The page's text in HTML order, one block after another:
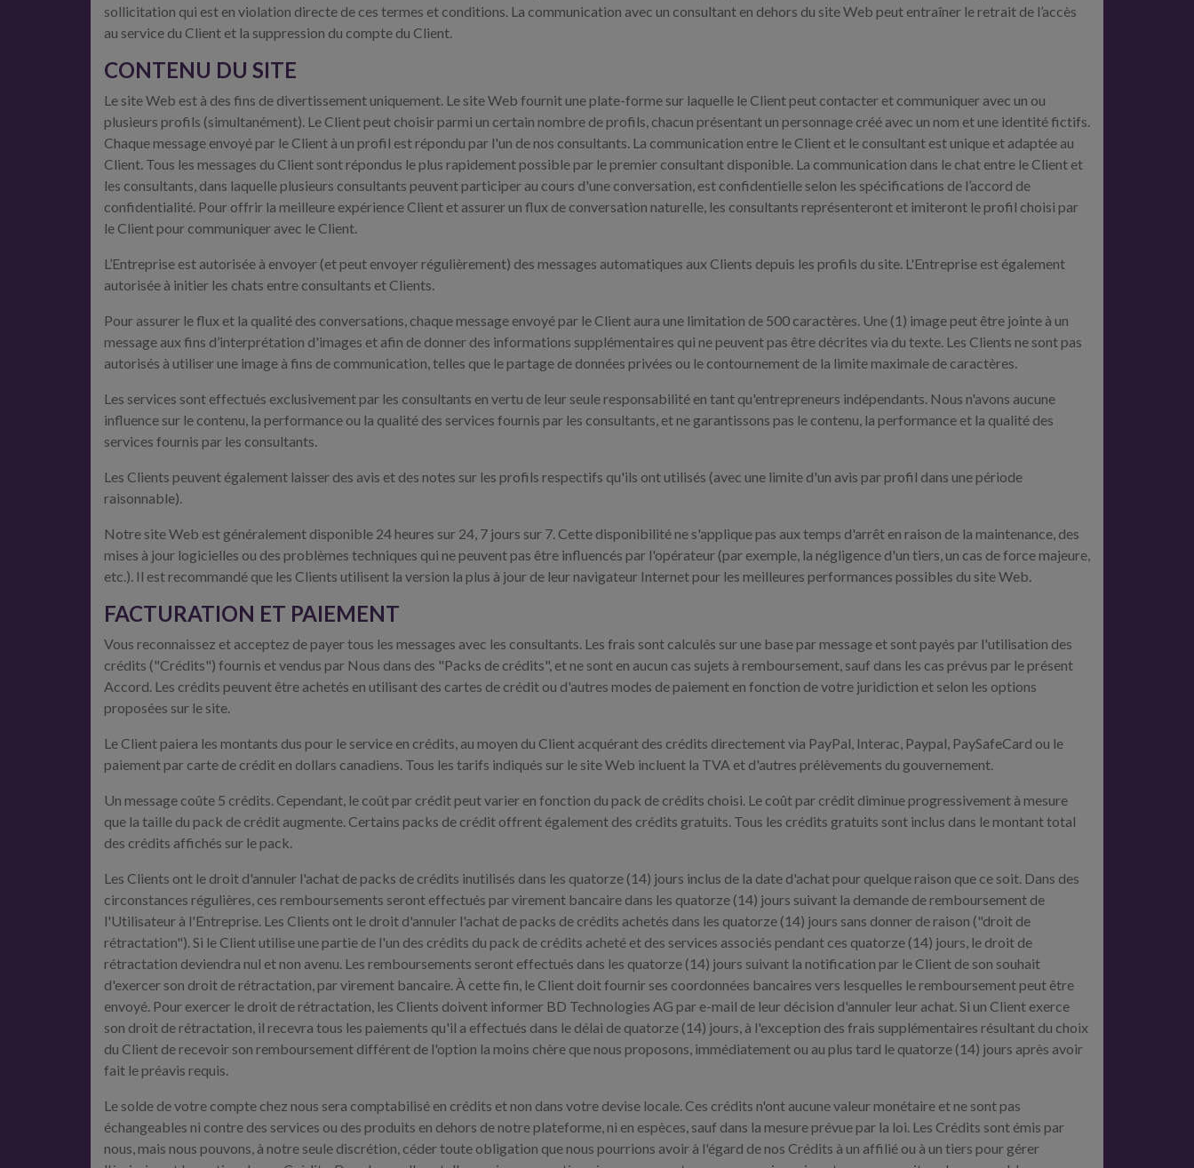
sollicitation qui est en violation directe de ces termes et conditions. La communication avec un consultant en dehors du site Web peut entraîner le retrait de l’accès
au service du Client et la suppression du compte du Client.
CONTENU DU SITE
Le site Web est à des fins de divertissement uniquement. Le site Web fournit une plate-forme sur laquelle le Client peut contacter et communiquer avec un ou
plusieurs profils (simultanément). Le Client peut choisir parmi un certain nombre de profils, chacun présentant un personnage créé avec un nom et une identité fictifs.
Chaque message envoyé par le Client à un profil est répondu par l'un de nos consultants. La communication entre le Client et le consultant est unique et adaptée au
Client. Tous les messages du Client sont répondus le plus rapidement possible par le premier consultant disponible. La communication dans le chat entre le Client et
les consultants, dans laquelle plusieurs consultants peuvent participer au cours d'une conversation, est confidentielle selon les spécifications de l’accord de
confidentialité. Pour offrir la meilleure expérience Client et assurer un flux de conversation naturelle, les consultants représenteront et imiteront le profil choisi par
le Client pour communiquer avec le Client.
L’Entreprise est autorisée à envoyer (et peut envoyer régulièrement) des messages automatiques aux Clients depuis les profils du site. L'Entreprise est également
autorisée à initier les chats entre consultants et Clients.
Pour assurer le flux et la qualité des conversations, chaque message envoyé par le Client aura une limitation de 500 caractères. Une (1) image peut être jointe à un
message aux fins d’interprétation d'images et afin de donner des informations supplémentaires qui ne peuvent pas être décrites via du texte. Les Clients ne sont pas
autorisés à utiliser une image à fins de communication, telles que le partage de données privées ou le contournement de la limite maximale de caractères.
Les services sont effectués exclusivement par les consultants en vertu de leur seule responsabilité en tant qu'entrepreneurs indépendants. Nous n'avons aucune
influence sur le contenu, la performance ou la qualité des services fournis par les consultants, et ne garantissons pas le contenu, la performance et la qualité des
services fournis par les consultants.
Les Clients peuvent également laisser des avis et des notes sur les profils respectifs qu'ils ont utilisés (avec une limite d'un avis par profil dans une période
raisonnable).
Notre site Web est généralement disponible 24 heures sur 24, 7 jours sur 7. Cette disponibilité ne s'applique pas aux temps d'arrêt en raison de la maintenance, des
mises à jour logicielles ou des problèmes techniques qui ne peuvent pas être influencés par l'opérateur (par exemple, la négligence d'un tiers, un cas de force majeure,
etc.). Il est recommandé que les Clients utilisent la version la plus à jour de leur navigateur Internet pour les meilleures performances possibles du site Web.
FACTURATION ET PAIEMENT
Vous reconnaissez et acceptez de payer tous les messages avec les consultants. Les frais sont calculés sur une base par message et sont payés par l'utilisation des
crédits ("Crédits") fournis et vendus par Nous dans des "Packs de crédits", et ne sont en aucun cas sujets à remboursement, sauf dans les cas prévus par le présent
Accord. Les crédits peuvent être achetés en utilisant des cartes de crédit ou d'autres modes de paiement en fonction de votre juridiction et selon les options
proposées sur le site.
Le Client paiera les montants dus pour le service en crédits, au moyen du Client acquérant des crédits directement via PayPal, Interac, Paypal, PaySafeCard ou le
paiement par carte de crédit en dollars canadiens. Tous les tarifs indiqués sur le site Web incluent la TVA et d'autres prélèvements du gouvernement.
Un message coûte 5 crédits. Cependant, le coût par crédit peut varier en fonction du pack de crédits choisi. Le coût par crédit diminue progressivement à mesure
que la taille du pack de crédit augmente. Certains packs de crédit offrent également des crédits gratuits. Tous les crédits gratuits sont inclus dans le montant total
des crédits affichés sur le pack.
Les Clients ont le droit d'annuler l'achat de packs de crédits inutilisés dans les quatorze (14) jours inclus de la date d'achat pour quelque raison que ce soit. Dans des
circonstances régulières, ces remboursements seront effectués par virement bancaire dans les quatorze (14) jours suivant la demande de remboursement de
l'Utilisateur à l'Entreprise. Les Clients ont le droit d'annuler l'achat de packs de crédits achetés dans les quatorze (14) jours sans donner de raison ("droit de
rétractation"). Si le Client utilise une partie de l'un des crédits du pack de crédits acheté et des services associés pendant ces quatorze (14) jours, le droit de
rétractation deviendra nul et non avenu. Les remboursements seront effectués dans les quatorze (14) jours suivant la notification par le Client de son souhait
d'exercer son droit de rétractation, par virement bancaire. À cette fin, le Client doit fournir ses coordonnées bancaires vers lesquelles le remboursement peut être
envoyé. Pour exercer le droit de rétractation, les Clients doivent informer BD Technologies AG par e-mail de leur décision d'annuler leur achat. Si un Client exerce
son droit de rétractation, il recevra tous les paiements qu'il a effectués dans le délai de quatorze (14) jours, à l'exception des frais supplémentaires résultant du choix
du Client de recevoir son remboursement différent de l'option la moins chère que nous proposons, immédiatement ou au plus tard le quatorze (14) jours après avoir
fait le préavis requis.
Le solde de votre compte chez nous sera comptabilisé en crédits et non dans votre devise locale. Ces crédits n'ont aucune valeur monétaire et ne sont pas
échangeables ni contre des services ou des produits en dehors de notre plateforme, ni en espèces, sauf dans la mesure prévue par la loi. Les Crédits sont émis par
nous, mais nous pouvons, à notre seule discrétion, céder toute obligation que nous pourrions avoir à l'égard de nos Crédits à un affilié ou à un tiers pour gérer